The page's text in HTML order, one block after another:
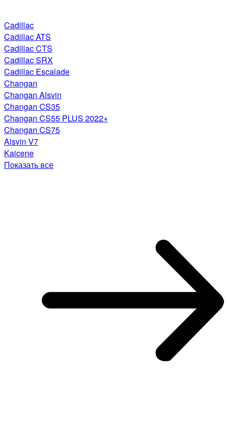
Cadillac
Cadillac ATS
Cadillac CTS
Cadillac SRX
Cadillac Escalade
Changan
Changan Alsvin
Changan CS35
Changan CS55 PLUS 2022+
Changan CS75
Alsvin V7
Kaicene
Показать все